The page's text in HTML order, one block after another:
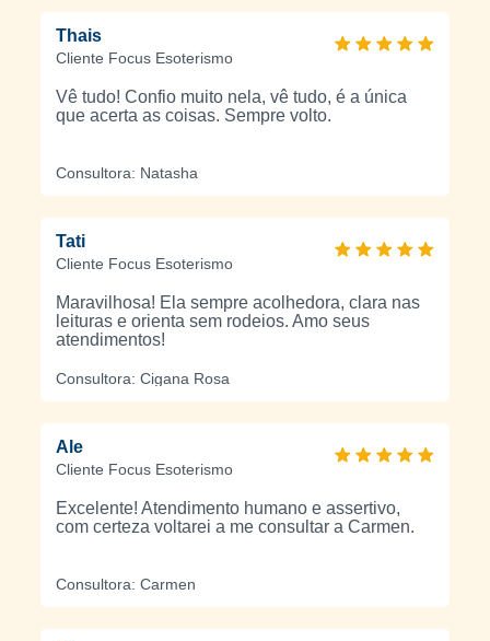
Thais
Cliente Focus Esoterismo
Vê tudo! Confio muito nela, vê tudo, é a única
que acerta as coisas. Sempre volto.
Consultora: Natasha
Tati
Cliente Focus Esoterismo
Maravilhosa! Ela sempre acolhedora, clara nas
leituras e orienta sem rodeios. Amo seus
atendimentos!
Consultora: Cigana Rosa
Ale
Cliente Focus Esoterismo
Excelente! Atendimento humano e assertivo,
com certeza voltarei a me consultar a Carmen.
Consultora: Carmen